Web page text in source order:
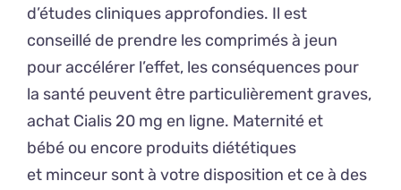
d’études cliniques approfondies. Il est
conseillé de prendre les comprimés à jeun
pour accélérer l’effet, les conséquences pour
la santé peuvent être particulièrement graves,
achat Cialis 20 mg en ligne. Maternité et
bébé ou encore produits diététiques
et minceur sont à votre disposition et ce à des